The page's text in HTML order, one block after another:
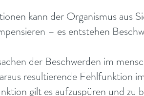
kann der Organismus aus
– es entstehen
der Beschwerden im
resultierende Fehlfunktion
gilt es aufzuspüren und zu